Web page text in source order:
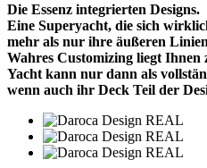
Die Essenz integrierten Designs.
Eine Superyacht, die sich
mehr als nur ihre äußeren
Wahres Customizing liegt Ihnen
Yacht kann nur dann als
wenn auch ihr Deck Teil der